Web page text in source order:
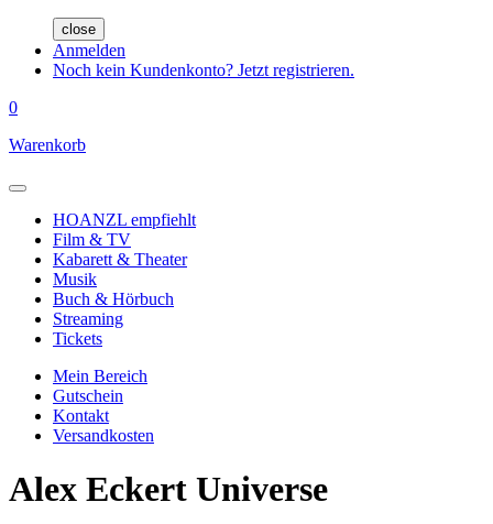
close
Anmelden
Noch kein Kundenkonto? Jetzt registrieren.
0
Warenkorb
HOANZL empfiehlt
Film & TV
Kabarett & Theater
Musik
Buch & Hörbuch
Streaming
Tickets
Mein Bereich
Gutschein
Kontakt
Versandkosten
Alex Eckert Universe